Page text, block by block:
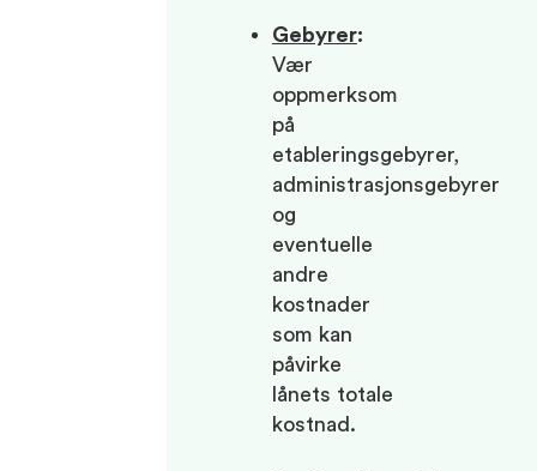
Gebyrer:
Vær
oppmerksom
på
etableringsgebyrer,
administrasjonsgebyrer
og
eventuelle
andre
kostnader
som kan
påvirke
lånets totale
kostnad.